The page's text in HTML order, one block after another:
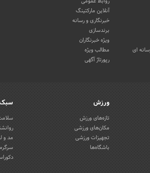
ای
آنلاین مارکتینگ
خبرنگاری و رسانه
برندسازی
ویژه خبرنگاران
مطالب ویژه
رپورتاژ آگهی
ورزش
تازه‌های ورزش
مکان‌های ورزشی
تجهیزات ورزشی
باشگاه‌ها
مد و